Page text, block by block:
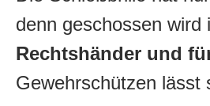
denn geschossen
Rechtshänder und
Gewehrschützen lässt